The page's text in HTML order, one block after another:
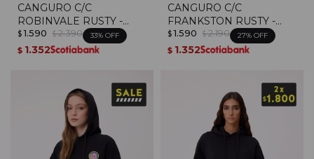
CANGURO C/C
ROBINVALE RUSTY -
Navy
$ 1.590 $ 2.390 33
$ 1.352
CANGURO C/C
FRANKSTON RUSTY -
Taupe
$ 1.590 $ 2.190 27
$ 1.352